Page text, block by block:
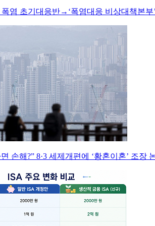
폭염 초기대응반→‘폭염대응 비상대책본부
손해?” 8·3 세제개편에 ‘황혼이혼’ 조장